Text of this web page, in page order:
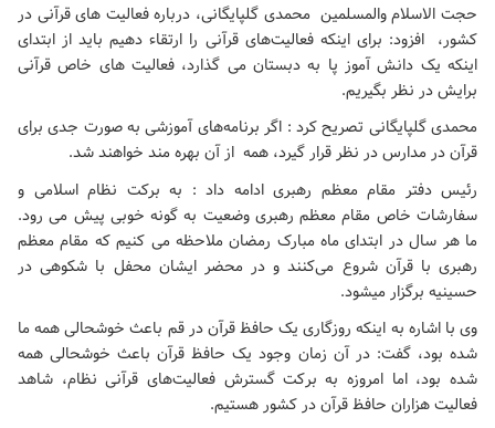
حجت الاسلام والمسلمین محمدی گلپایگانی، درباره فعالیت های قرآنی در
کشور، ‌ افزود: برای اینکه فعالیت‌های قرآنی را ارتقاء دهیم باید از ابتدای
اینکه یک دانش آموز پا به دبستان می گذارد، فعالیت های خاص قرآنی
برایش در نظر بگیریم.
محمدی گلپایگانی تصریح کرد : اگر برنامه‌های آموزشی به صورت جدی برای
قرآن در مدارس در نظر قرار گیرد، همه از آن بهره مند خواهند شد.
رئیس دفتر مقام معظم رهبری ادامه داد : به برکت نظام اسلامی و
سفارشات خاص مقام معظم رهبری وضعیت به گونه خوبی پیش می رود.
ما هر سال در ابتدای ماه مبارک رمضان ملاحظه می کنیم که مقام معظم
رهبری با قرآن شروع می‌کنند و در محضر ایشان محفل با شکوهی در
حسینیه برگزار میشود.
وی با اشاره به اینکه روزگاری یک حافظ قرآن در قم باعث خوشحالی همه ما
شده بود، ‌گفت: در آن زمان وجود یک حافظ قرآن باعث خوشحالی همه
شده بود، اما امروزه به برکت گسترش فعالیت‌های قرآنی نظام، شاهد
فعالیت هزاران حافظ قرآن در کشور هستیم.